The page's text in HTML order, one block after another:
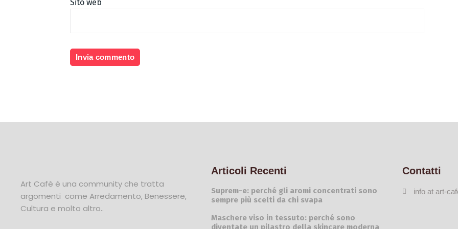
Sito web
Art Cafè è una community che tratta
argomenti come Arredamento, Benessere,
Cultura e molto altro..
Articoli Recenti
Suprem-e: perché gli aromi concentrati sono
sempre più scelti da chi svapa
Maschere viso in tessuto: perché sono
diventate un pilastro della skincare moderna
Contatti
info at art-